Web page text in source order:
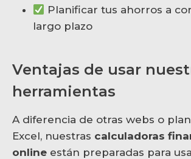
Planificar tus ahorros a
largo plazo
Ventajas de usar
herramientas
A diferencia de otras webs o
Excel, nuestras calculadoras
online están preparadas para